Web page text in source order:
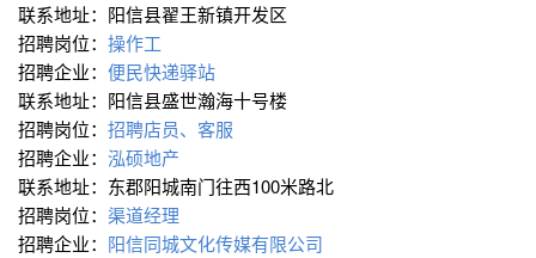
联系地址：阳信县翟王新镇开发区
招聘岗位： 操作工
招聘企业： 便民快递驿站
联系地址：阳信县盛世瀚海十号楼
招聘岗位： 招聘店员、客服
招聘企业： 泓硕地产
联系地址：东郡阳城南门往西100米路北
招聘岗位： 渠道经理
招聘企业： 阳信同城文化传媒有限公司